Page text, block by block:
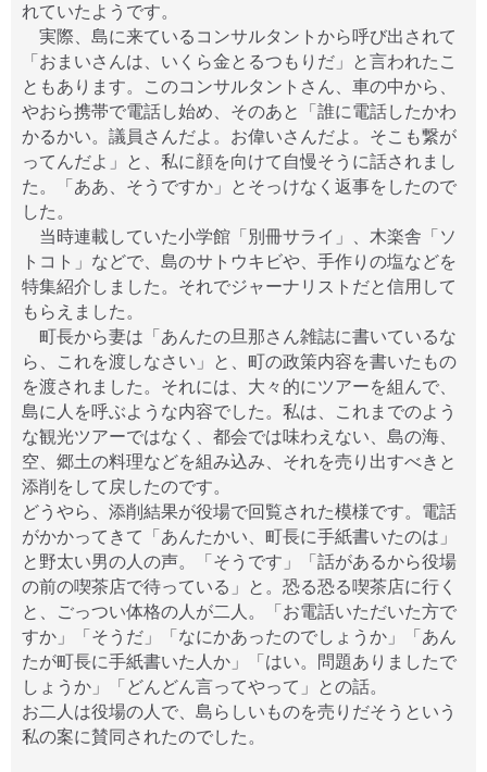
れていたようです。
実際、島に来ているコンサルタントから呼び出されて
「おまいさんは、いくら金とるつもりだ」と言われたこ
ともあります。このコンサルタントさん、車の中から、
やおら携帯で電話し始め、そのあと「誰に電話したかわ
かるかい。議員さんだよ。お偉いさんだよ。そこも繋が
ってんだよ」と、私に顔を向けて自慢そうに話されまし
た。「ああ、そうですか」とそっけなく返事をしたので
した。
当時連載していた小学館「別冊サライ」、木楽舎「ソ
トコト」などで、島のサトウキビや、手作りの塩などを
特集紹介しました。それでジャーナリストだと信用して
もらえました。
町長から妻は「あんたの旦那さん雑誌に書いているな
ら、これを渡しなさい」と、町の政策内容を書いたもの
を渡されました。それには、大々的にツアーを組んで、
島に人を呼ぶような内容でした。私は、これまでのよう
な観光ツアーではなく、都会では味わえない、島の海、
空、郷土の料理などを組み込み、それを売り出すべきと
添削をして戻したのです。
どうやら、添削結果が役場で回覧された模様です。電話
がかかってきて「あんたかい、町長に手紙書いたのは」
と野太い男の人の声。「そうです」「話があるから役場
の前の喫茶店で待っている」と。恐る恐る喫茶店に行く
と、ごっつい体格の人が二人。「お電話いただいた方で
すか」「そうだ」「なにかあったのでしょうか」「あん
たが町長に手紙書いた人か」「はい。問題ありましたで
しょうか」「どんどん言ってやって」との話。
お二人は役場の人で、島らしいものを売りだそうという
私の案に賛同されたのでした。